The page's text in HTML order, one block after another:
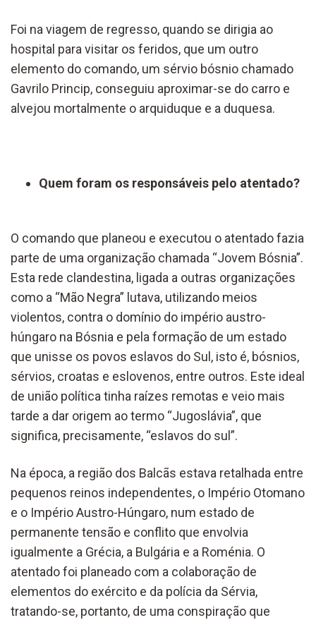
Foi na viagem de regresso, quando se dirigia ao
hospital para visitar os feridos, que um outro
elemento do comando, um sérvio bósnio chamado
Gavrilo Princip, conseguiu aproximar-se do carro e
alvejou mortalmente o arquiduque e a duquesa.
Quem foram os responsáveis pelo atentado?
O comando que planeou e executou o atentado fazia
parte de uma organização chamada “Jovem Bósnia”.
Esta rede clandestina, ligada a outras organizações
como a “Mão Negra” lutava, utilizando meios
violentos, contra o domínio do império austro-
húngaro na Bósnia e pela formação de um estado
que unisse os povos eslavos do Sul, isto é, bósnios,
sérvios, croatas e eslovenos, entre outros. Este ideal
de união política tinha raízes remotas e veio mais
tarde a dar origem ao termo “Jugoslávia”, que
significa, precisamente, “eslavos do sul”.
Na época, a região dos Balcãs estava retalhada entre
pequenos reinos independentes, o Império Otomano
e o Império Austro-Húngaro, num estado de
permanente tensão e conflito que envolvia
igualmente a Grécia, a Bulgária e a Roménia. O
atentado foi planeado com a colaboração de
elementos do exército e da polícia da Sérvia,
tratando-se, portanto, de uma conspiração que